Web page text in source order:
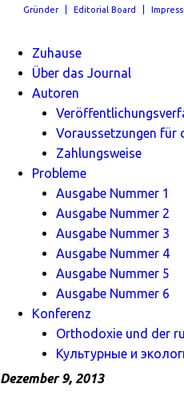
Gründer Editorial Board
Zuhause
Über das Journal
Autoren
Voraussetzungen für
Zahlungsweise
Probleme
Ausgabe Nummer 1
Ausgabe Nummer 2
Ausgabe Nummer 3
Ausgabe Nummer 4
Ausgabe Nummer 5
Ausgabe Nummer 6
Konferenz
Orthodoxie und der
Культурные и
Dezember 9, 2013